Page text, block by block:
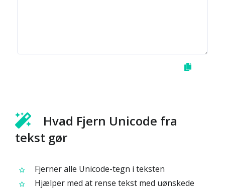
Hvad Fjern Unicode fra
tekst gør
Fjerner alle Unicode-tegn i teksten
Hjælper med at rense tekst med uønskede